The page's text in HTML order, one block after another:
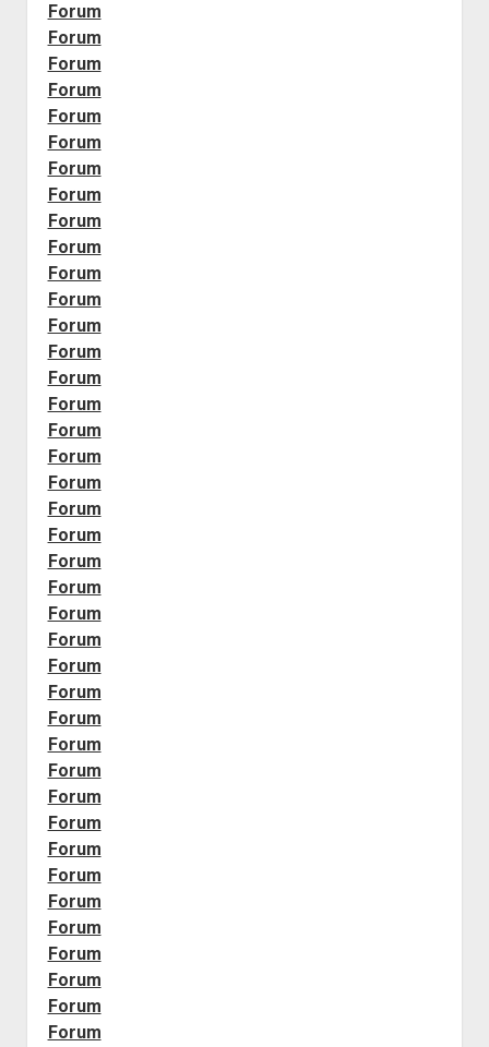
Forum
Forum
Forum
Forum
Forum
Forum
Forum
Forum
Forum
Forum
Forum
Forum
Forum
Forum
Forum
Forum
Forum
Forum
Forum
Forum
Forum
Forum
Forum
Forum
Forum
Forum
Forum
Forum
Forum
Forum
Forum
Forum
Forum
Forum
Forum
Forum
Forum
Forum
Forum
Forum